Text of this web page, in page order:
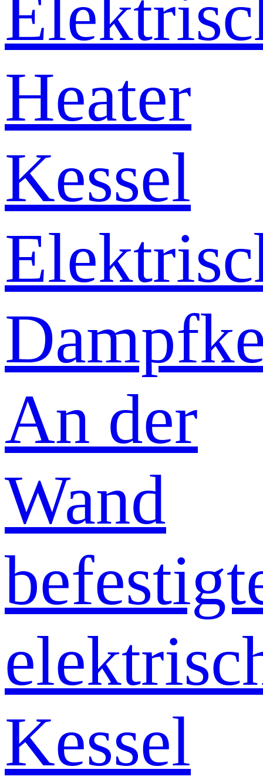
Heater
Kessel
An der
Wand
Kessel